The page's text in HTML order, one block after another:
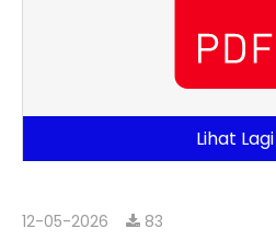
Lihat Lagi
12-05-2026 83